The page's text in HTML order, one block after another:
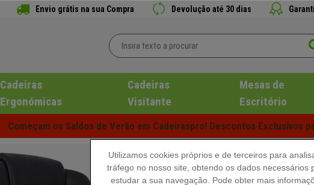
Envio grátis na sua Compra Devolução até 30 dias
Cadeiras
Ergonómicas
Cadeiras
Visitante
Mesas de
Escritório
Começam os Saldos de Verão em Cadeiraspro! Descontos Exclusivos
Utilizamos cookies próprios e de terceiros para
tráfego no nosso site, obtendo os dados necessários
estudar a sua navegação. Pode obter mais